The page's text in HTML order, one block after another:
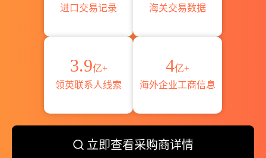
进口交易记录
海关交易数据
3.9亿+
领英联系人线索
4亿+
海外企业工商信息
立即查看采购商详情